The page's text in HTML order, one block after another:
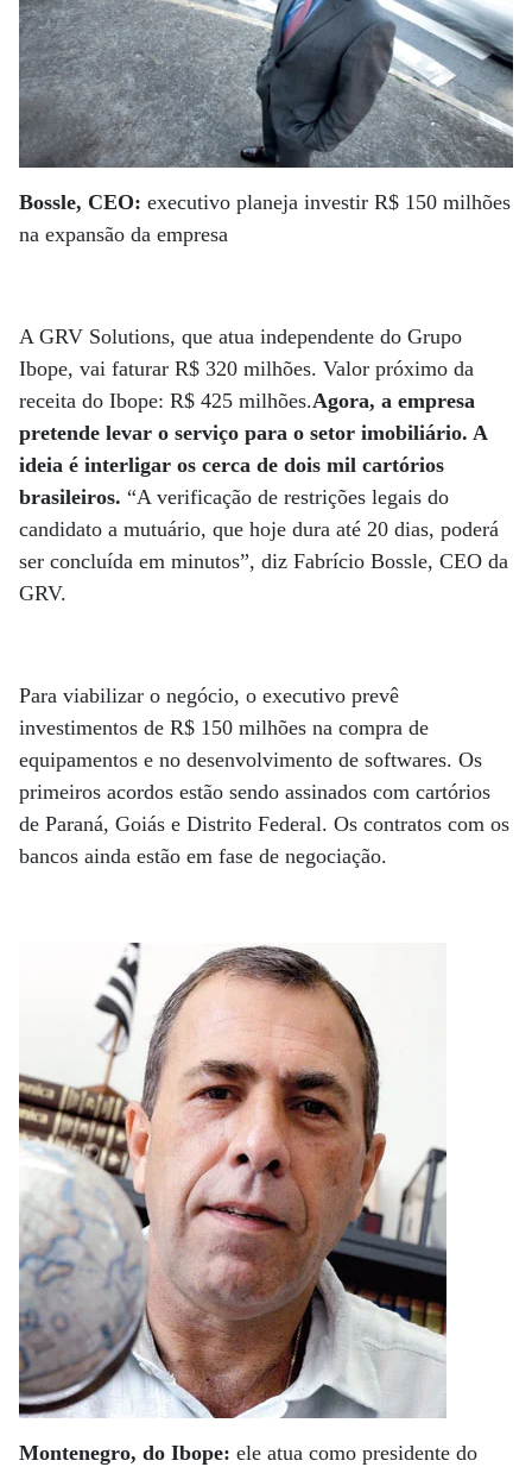
Bossle, CEO: executivo planeja investir R$ 150 milhões
na expansão da empresa
A GRV Solutions, que atua independente do Grupo
Ibope, vai faturar R$ 320 milhões. Valor próximo da
receita do Ibope: R$ 425 milhões.Agora, a empresa
pretende levar o serviço para o setor imobiliário. A
ideia é interligar os cerca de dois mil cartórios
brasileiros. “A verificação de restrições legais do
candidato a mutuário, que hoje dura até 20 dias, poderá
ser concluída em minutos”, diz Fabrício Bossle, CEO da
GRV.
Para viabilizar o negócio, o executivo prevê
investimentos de R$ 150 milhões na compra de
equipamentos e no desenvolvimento de softwares. Os
primeiros acordos estão sendo assinados com cartórios
de Paraná, Goiás e Distrito Federal. Os contratos com os
bancos ainda estão em fase de negociação.
Montenegro, do Ibope: ele atua como presidente do